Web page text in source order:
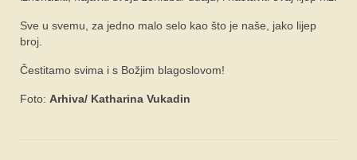
Sve u svemu, za jedno malo selo kao što je naše, jako lijep
broj.
Čestitamo svima i s Božjim blagoslovom!
Foto: Arhiva/ Katharina Vukadin